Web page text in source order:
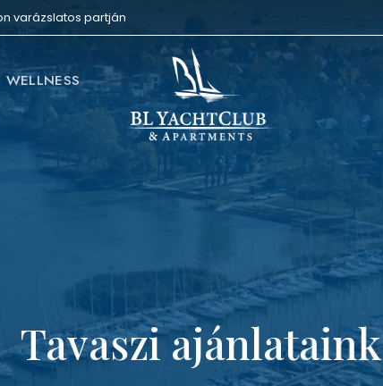
varázslatos partján
WELLNESS
Tavaszi ajánlataink